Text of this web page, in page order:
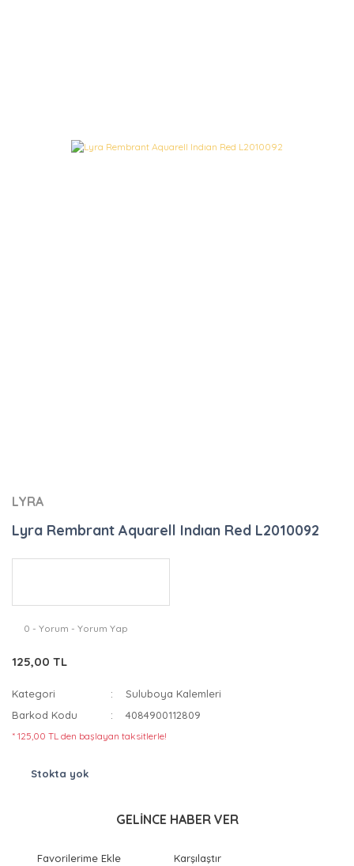
LYRA
Lyra Rembrant Aquarell Indıan Red L2010092
0 - Yorum - Yorum Yap
125,00 TL
Kategori
Suluboya Kalemleri
Barkod Kodu
4084900112809
* 125,00 TL den başlayan taksitlerle!
Stokta yok
GELİNCE HABER VER
Karşılaştır